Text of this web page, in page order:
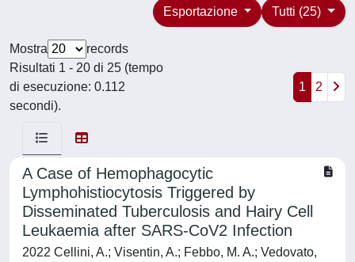
Tutti (25)
Esportazione
Mostra
records
Risultati 1 - 20 di 25 (tempo
di esecuzione: 0.112
secondi).
1 2
A Case of Hemophagocytic
Lymphohistiocytosis Triggered by
Disseminated Tuberculosis and Hairy Cell
Leukaemia after SARS-CoV2 Infection
2022 Cellini, A.; Visentin, A.; Febbo, M. A.; Vedovato,